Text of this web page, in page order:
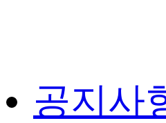
공지사